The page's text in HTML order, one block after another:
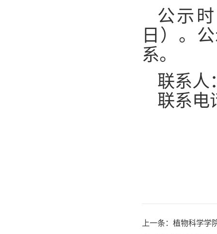
公示
日）。
系。
联系人
联系电
上一条： 植物科学学